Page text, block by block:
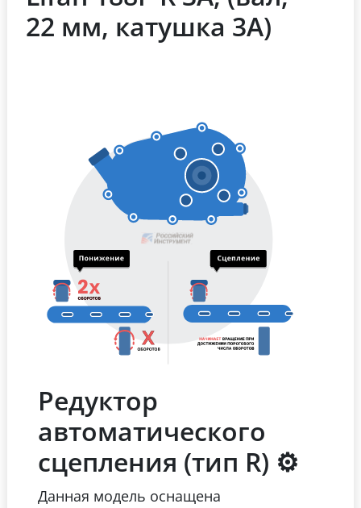
22 мм, катушка 3А)
Редуктор
автоматического
сцепления (тип R) ⚙
Данная модель оснащена